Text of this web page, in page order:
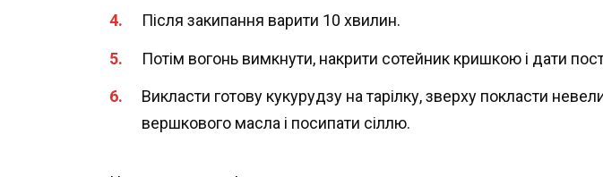
Після закипання варити 10 хвилин.
Потім вогонь вимкнути, накрити сотейник кришкою і дати
Викласти готову кукурудзу на тарілку, зверху покласти
вершкового масла і посипати сіллю.